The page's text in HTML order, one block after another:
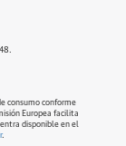
consumo conforme
Europea facilita
disponible en el
.